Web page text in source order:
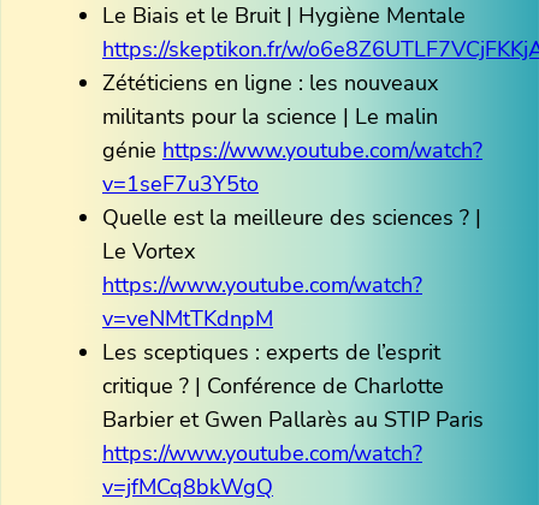
Le Biais et le Bruit | Hygiène Mentale
https://skeptikon.fr/w/
Zététiciens en ligne : les nouveaux
militants pour la science | Le malin
génie https://www.youtube.com/watch?
v=1seF7u3Y5to
Quelle est la meilleure des sciences ? |
Le Vortex
https://www.youtube.com/watch?
v=veNMtTKdnpM
Les sceptiques : experts de l’esprit
critique ? | Conférence de Charlotte
Barbier et Gwen Pallarès au STIP Paris
https://www.youtube.com/watch?
v=jfMCq8bkWgQ